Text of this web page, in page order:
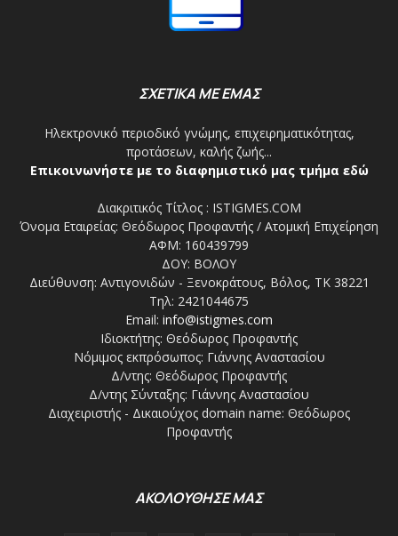
ΣΧΕΤΙΚΑ ΜΕ ΕΜΑΣ
Ηλεκτρονικό περιοδικό γνώμης, επιχειρηματικότητας,
προτάσεων, καλής ζωής...
Επικοινωνήστε με το διαφημιστικό μας τμήμα εδώ
Διακριτικός Τίτλος : ISTIGMES.COM
Όνομα Εταιρείας: Θεόδωρος Προφαντής / Ατομική Επιχείρηση
ΑΦΜ: 160439799
ΔΟΥ: ΒΟΛΟΥ
Διεύθυνση: Αντιγονιδών - Ξενοκράτους, Βόλος, ΤΚ 38221
Τηλ: 2421044675
Email: info@istigmes.com
Ιδιοκτήτης: Θεόδωρος Προφαντής
Νόμιμος εκπρόσωπος: Γιάννης Αναστασίου
Δ/ντης: Θεόδωρος Προφαντής
Δ/ντης Σύνταξης: Γιάννης Αναστασίου
Διαχειριστής - Δικαιούχος domain name: Θεόδωρος
Προφαντής
ΑΚΟΛΟΥΘΗΣΕ ΜΑΣ